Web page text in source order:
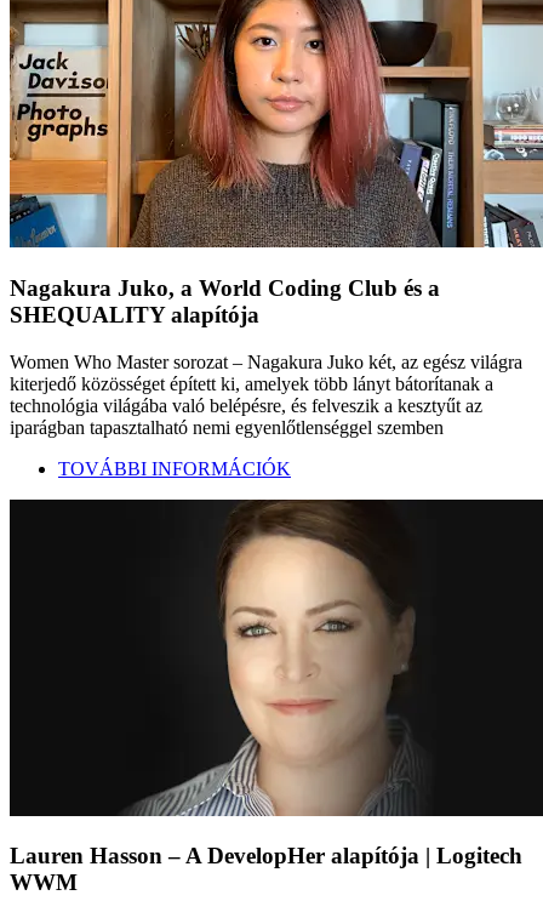
Nagakura Juko, a World Coding Club és a
SHEQUALITY alapítója
Women Who Master sorozat – Nagakura Juko két, az egész világra
kiterjedő közösséget épített ki, amelyek több lányt bátorítanak a
technológia világába való belépésre, és felveszik a kesztyűt az
iparágban tapasztalható nemi egyenlőtlenséggel szemben
TOVÁBBI INFORMÁCIÓK
Lauren Hasson – A DevelopHer alapítója | Logitech
WWM